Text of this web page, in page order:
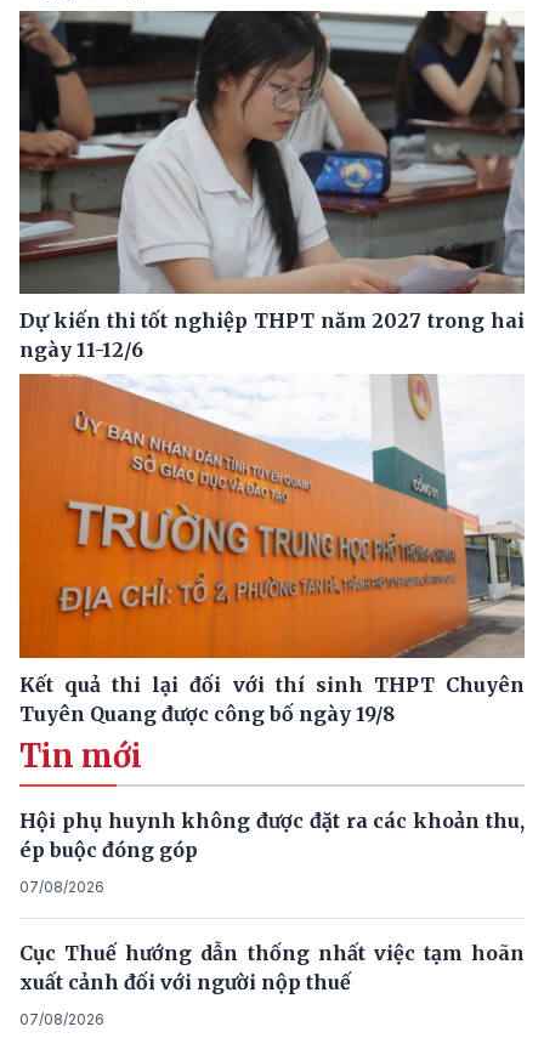
Dự kiến thi tốt nghiệp THPT năm 2027 trong hai
ngày 11-12/6
Kết quả thi lại đối với thí sinh THPT Chuyên
Tuyên Quang được công bố ngày 19/8
Tin mới
Hội phụ huynh không được đặt ra các khoản thu,
ép buộc đóng góp
07/08/2026
Cục Thuế hướng dẫn thống nhất việc tạm hoãn
xuất cảnh đối với người nộp thuế
07/08/2026